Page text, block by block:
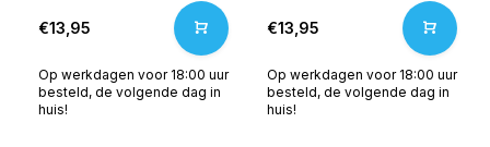
€13,95
Op werkdagen voor 18:00 uur
besteld, de volgende dag in
huis!
€13,95
Op werkdagen voor 18:00 uur
besteld, de volgende dag in
huis!